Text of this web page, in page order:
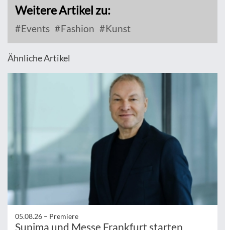
Weitere Artikel zu:
Events Fashion Kunst
Ähnliche Artikel
05.08.26 – Premiere
Supima und Messe Frankfurt starten